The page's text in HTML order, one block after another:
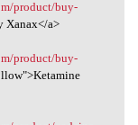
product/buy-
a>
product/buy-